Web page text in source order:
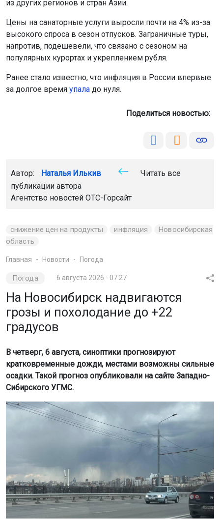
из других регионов и стран Азии.
Цены на санаторные услуги выросли почти на 4% из-за
высокого спроса в сезон отпусков. Заграничные туры,
напротив, подешевели, что связано с сезоном на
популярных курортах и укреплением рубля.
Ранее стало известно, что инфляция в России впервые
за долгое время упала до нуля.
Поделиться новостью:
Автор: Наталья Илькив
Читать все
публикации автора
Агентство новостей ОТС-Горсайт
снижение цен на продукты инфляция
Новосибирская
область
Главная Новости Погода
Погода 6 августа 2026 - 07:27
На Новосибирск надвигаются
грозы и похолодание до +22
градусов
В четверг, 6 августа, синоптики прогнозируют
кратковременные дожди, местами возможны сильные
осадки. Такой прогноз опубликовали на сайте Западно-
Сибирского УГМС.